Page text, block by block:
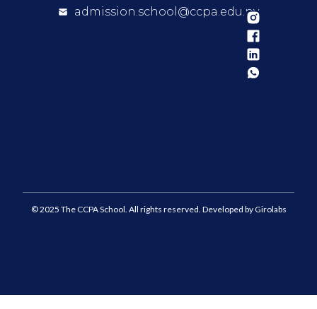
admission.school@ccpa.edu.py
© 2025 The CCPA School. All rights reserved. Developed by Girolabs